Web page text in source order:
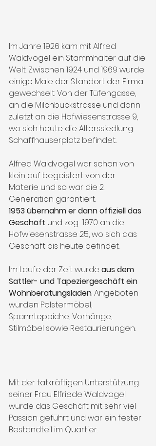
Im Jahre 1926 kam mit Alfred
Waldvogel ein Stammhalter auf die
Welt. Zwischen 1924 und 1969 wurde
einige Male der Standort der Firma
gewechselt. Von der Tüfengasse,
an die Milchbuckstrasse und dann
zuletzt an die Hofwiesenstrasse 9,
wo sich heute die Alterssiedlung
Schaffhauserplatz befindet..
Alfred Waldvogel war schon von
klein auf begeistert von der
Materie und so war die 2.
Generation garantiert.
1953 übernahm er dann offiziell das
Geschäft und zog  1970 an die
Hofwiesenstrasse 25, wo sich das
Geschäft bis heute befindet.
Im Laufe der Zeit wurde aus dem
Sattler- und Tapeziergeschäft ein
Wohnberatungsladen. Angeboten
wurden Polstermöbel,
Spannteppiche, Vorhänge,
Stilmöbel sowie Restaurierungen.
Mit der tatkräftigen Unterstützung
seiner Frau Elfriede Waldvogel
wurde das Geschäft mit sehr viel
Passion geführt und war ein fester
Bestandteil im Quartier.